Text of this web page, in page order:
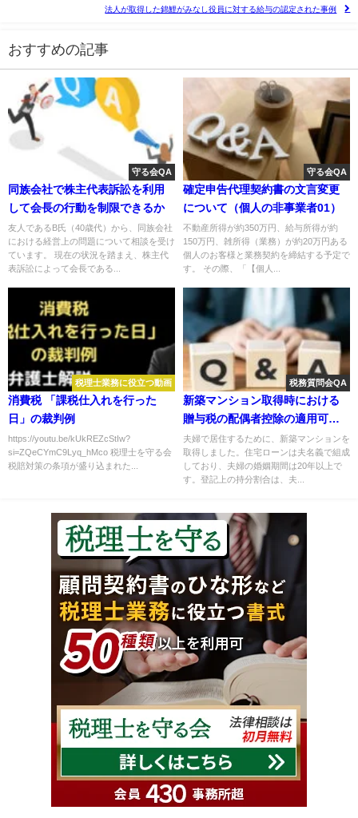
法人が取得した錦鯉がみなし役員に対する給与の認定された事例
おすすめの記事
守る会QA
同族会社で株主代表訴訟を利用
して会長の行動を制限できるか
友人であるB氏（40歳代）から、同族会社
における経営上の問題について相談を受け
ています。 現在の状況を踏まえ、株主代
表訴訟によって会長である...
守る会QA
確定申告代理契約書の文言変更
について（個人の非事業者01）
不動産所得が約350万円、給与所得が約
150万円、雑所得（業務）が約20万円ある
個人のお客様と業務契約を締結する予定で
す。 その際、「【個人...
税理士業務に役立つ動画
消費税 「課税仕入れを行った
日」の裁判例
https://youtu.be/kUkREZcStIw?
si=ZQeCYmC9Lyq_hMco 税理士を守る会
税賠対策の条項が盛り込まれた...
税務質問会QA
新築マンション取得時における
贈与税の配偶者控除の適用可否
について
夫婦で居住するために、新築マンションを
取得しました。住宅ローンは夫名義で組成
しており、夫婦の婚姻期間は20年以上で
す。登記上の持分割合は、夫...